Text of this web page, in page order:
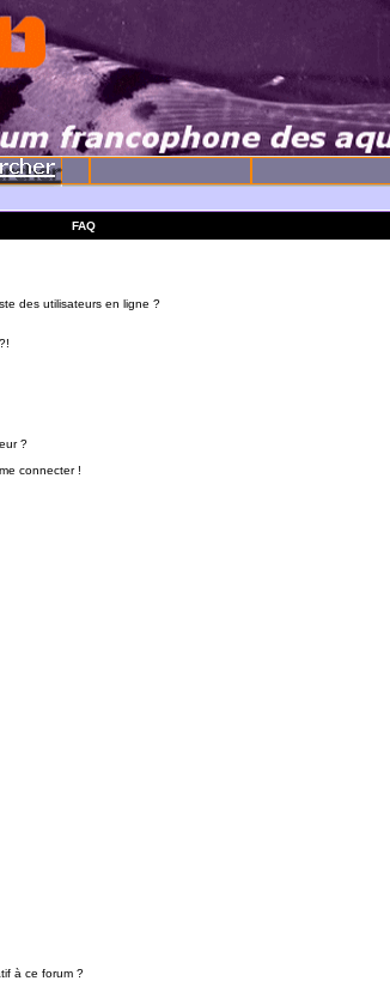
FAQ
des utilisateurs en ligne ?
?
connecter !
à ce forum ?